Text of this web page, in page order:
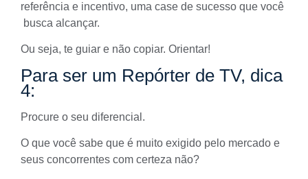
referência e incentivo, uma case de sucesso que você
busca alcançar.
Ou seja, te guiar e não copiar. Orientar!
Para ser um Repórter de TV, dica
4:
Procure o seu diferencial.
O que você sabe que é muito exigido pelo mercado e
seus concorrentes com certeza não?